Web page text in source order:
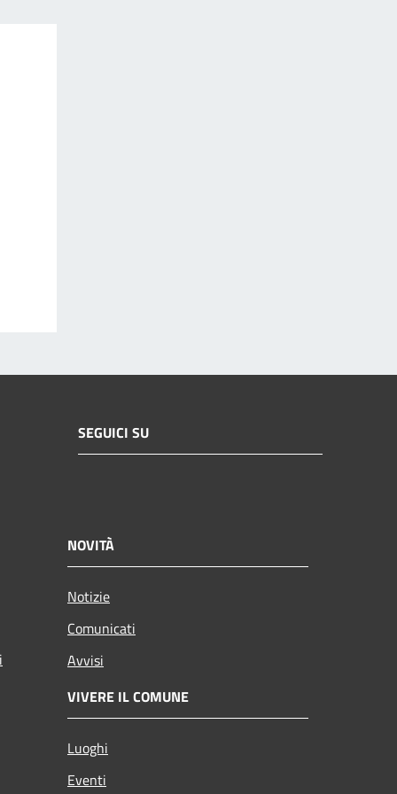
SEGUICI SU
NOVITÀ
Notizie
Comunicati
Avvisi
VIVERE IL COMUNE
Luoghi
Eventi